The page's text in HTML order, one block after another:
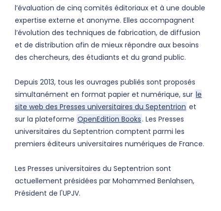
l’évaluation de cinq comités éditoriaux et à une double
expertise externe et anonyme. Elles accompagnent
l’évolution des techniques de fabrication, de diffusion
et de distribution afin de mieux répondre aux besoins
des chercheurs, des étudiants et du grand public.
Depuis 2013, tous les ouvrages publiés sont proposés
simultanément en format papier et numérique, sur le
site web des Presses universitaires du Septentrion et
sur la plateforme OpenEdition Books. Les Presses
universitaires du Septentrion comptent parmi les
premiers éditeurs universitaires numériques de France.
Les Presses universitaires du Septentrion sont
actuellement présidées par Mohammed Benlahsen,
Président de l'UPJV.